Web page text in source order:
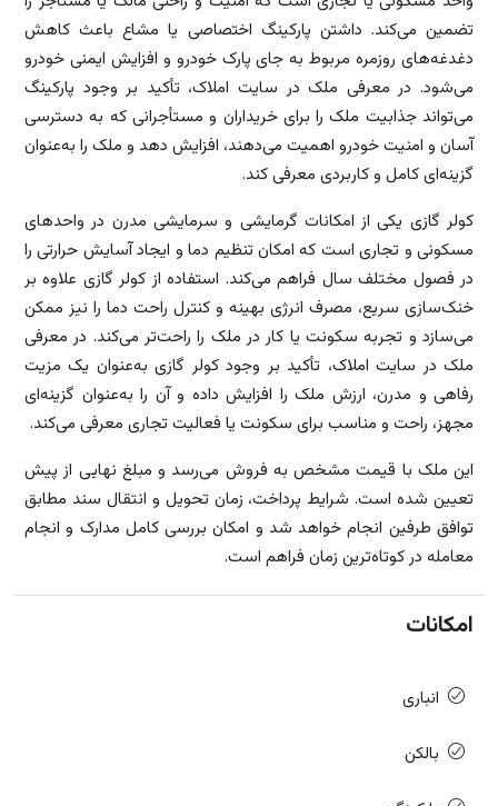
تضمین می‌کند. داشتن پارکینگ اختصاصی یا مشاع باعث کاهش
دغدغه‌های روزمره مربوط به جای پارک خودرو و افزایش ایمنی خودرو
می‌شود. در معرفی ملک در سایت املاک، تأکید بر وجود پارکینگ
می‌تواند جذابیت ملک را برای خریداران و مستأجرانی که به دسترسی
آسان و امنیت خودرو اهمیت می‌دهند، افزایش دهد و ملک را به‌عنوان
گزینه‌ای کامل و کاربردی معرفی کند.
کولر گازی یکی از امکانات گرمایشی و سرمایشی مدرن در واحدهای
مسکونی و تجاری است که امکان تنظیم دما و ایجاد آسایش حرارتی را
در فصول مختلف سال فراهم می‌کند. استفاده از کولر گازی علاوه بر
خنک‌سازی سریع، مصرف انرژی بهینه و کنترل راحت دما را نیز ممکن
می‌سازد و تجربه سکونت یا کار در ملک را راحت‌تر می‌کند. در معرفی
ملک در سایت املاک، تأکید بر وجود کولر گازی به‌عنوان یک مزیت
رفاهی و مدرن، ارزش ملک را افزایش داده و آن را به‌عنوان گزینه‌ای
مجهز، راحت و مناسب برای سکونت یا فعالیت تجاری معرفی می‌کند.
این ملک با قیمت مشخص به فروش می‌رسد و مبلغ نهایی از پیش
تعیین شده است. شرایط پرداخت، زمان تحویل و انتقال سند مطابق
توافق طرفین انجام خواهد شد و امکان بررسی کامل مدارک و انجام
معامله در کوتاه‌ترین زمان فراهم است.
امکانات
انباری
بالکن